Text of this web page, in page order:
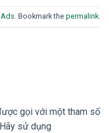
. Bookmark the permalink.
gọi với một tham số
sử dụng